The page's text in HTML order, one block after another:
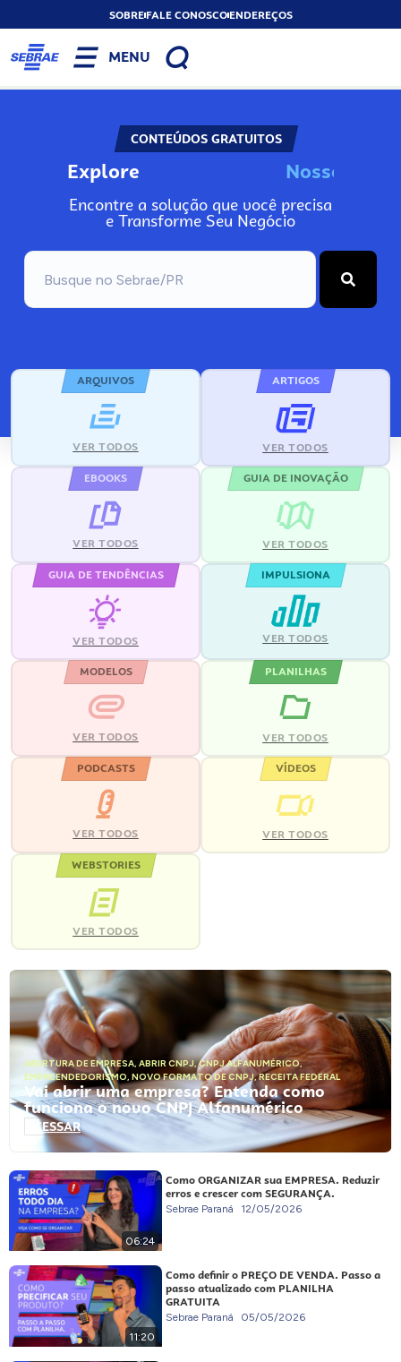
SOBREFALE CONOSCOENDEREÇOS
MENU
CONTEÚDOS GRATUITOS
Explore No
Encontre a solução que você precisa
e Transforme Seu Negócio
ARQUIVOS
VER TODOS
ARTIGOS
VER TODOS
EBOOKS
VER TODOS
GUIA DE INOVAÇÃO
VER TODOS
GUIA DE TENDÊNCIAS
VER TODOS
IMPULSIONA
VER TODOS
MODELOS
VER TODOS
PLANILHAS
VER TODOS
PODCASTS
VER TODOS
VÍDEOS
VER TODOS
WEBSTORIES
VER TODOS
ABERTURA DE EMPRESA, ABRIR CNPJ,CNPJ ALFANUMÉRICO,
EMPREENDEDORISMO, NOVO FORMATO DE CNPJ,RECEITA FEDERAL
Vai abrir uma empresa? Entenda como
funciona o novo CNPJ Alfanumérico
ACESSAR
06:24
Como ORGANIZAR sua EMPRESA. Reduzir
erros e crescer com SEGURANÇA.
Sebrae Paraná 12/05/2026
11:20
Como definir o PREÇO DE VENDA. Passo a
passo atualizado com PLANILHA
GRATUITA
Sebrae Paraná 05/05/2026